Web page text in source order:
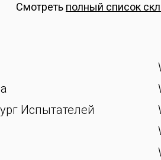
Смотреть полный список
Испытателей